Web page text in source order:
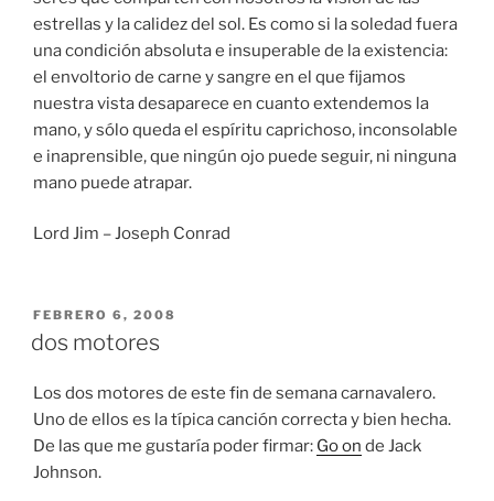
estrellas y la calidez del sol. Es como si la soledad fuera
una condición absoluta e insuperable de la existencia:
el envoltorio de carne y sangre en el que fijamos
nuestra vista desaparece en cuanto extendemos la
mano, y sólo queda el espíritu caprichoso, inconsolable
e inaprensible, que ningún ojo puede seguir, ni ninguna
mano puede atrapar.
Lord Jim – Joseph Conrad
PUBLICADO
EL
FEBRERO 6, 2008
dos motores
Los dos motores de este fin de semana carnavalero.
Uno de ellos es la típica canción correcta y bien hecha.
De las que me gustaría poder firmar: Go on de Jack
Johnson.